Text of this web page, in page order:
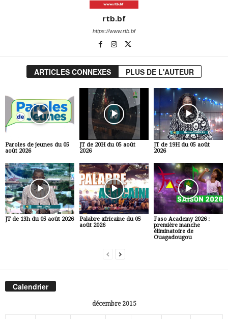
rtb.bf
https://www.rtb.bf
ARTICLES CONNEXES PLUS DE L'AUTEUR
Paroles de jeunes du 05
août 2026
JT de 20H du 05 août
2026
JT de 19H du 05 août
2026
JT de 13h du 05 août 2026
Palabre africaine du 05
août 2026
Faso Academy 2026 :
première manche
éliminatoire de
Ouagadougou
Calendrier
décembre 2015